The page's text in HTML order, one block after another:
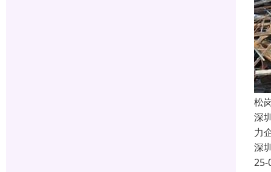
松
深
力
深
25-